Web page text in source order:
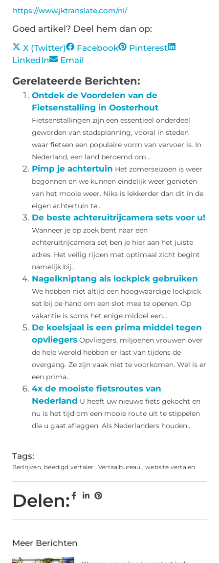
https://www.jktranslate.com/nl/
Goed artikel? Deel hem dan op:
X (Twitter) Facebook
Pinterest
LinkedIn
Email
Gerelateerde Berichten:
Ontdek de Voordelen van de
Fietsenstalling in Oosterhout
Fietsenstallingen zijn een essentieel onderdeel
geworden van stadsplanning, vooral in steden
waar fietsen een populaire vorm van vervoer is. In
Nederland, een land beroemd om...
Pimp je achtertuin Het zomerseizoen is weer
begonnen en we kunnen eindelijk weer genieten
van het mooie weer. Niks is lekkerder dan dit in de
eigen achtertuin te...
De beste achteruitrijcamera sets voor u!
Wanneer je op zoek bent naar een
achteruitrijcamera set ben je hier aan het juiste
adres. Het veilig rijden met optimaal zicht begint
namelijk bij...
Nagelkniptang als lockpick gebruiken
We hebben niet altijd een hoogwaardige lockpick
set bij de hand om een slot mee te openen. Op
vakantie is soms het enige middel een...
De koelsjaal is een prima middel tegen
opvliegers Opvliegers, miljoenen vrouwen over
de hele wereld hebben er last van tijdens de
overgang. Ze zijn vaak niet te voorkomen. Wel is er
een prima...
4x de mooiste fietsroutes van
Nederland U heeft uw nieuwe fiets gekocht en
nu is het tijd om een mooie route uit te stippelen
die u gaat afleggen. Als Nederlanders houden...
Tags:
Bedrijven, beedigd vertaler ,Vertaalbureau ,website vertalen
Delen:
Meer Berichten